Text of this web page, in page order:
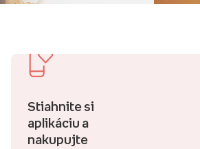
Stiahnite si
aplikáciu a
nakupujte